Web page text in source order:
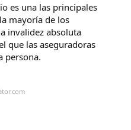
es una las principales
mayoría de los
invalidez absoluta
que las aseguradoras
persona.